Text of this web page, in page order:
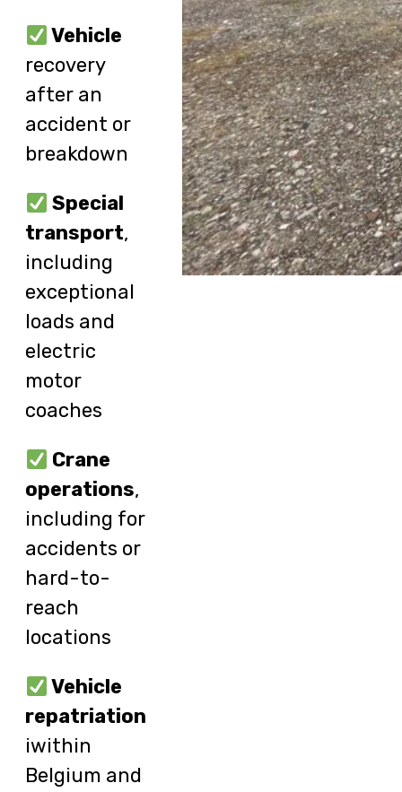
Vehicle
recovery
after an
accident or
breakdown
Special
transport,
including
exceptional
loads and
electric
motor
coaches
Crane
operations,
including for
accidents or
hard-to-
reach
locations
Vehicle
repatriation
iwithin
Belgium and